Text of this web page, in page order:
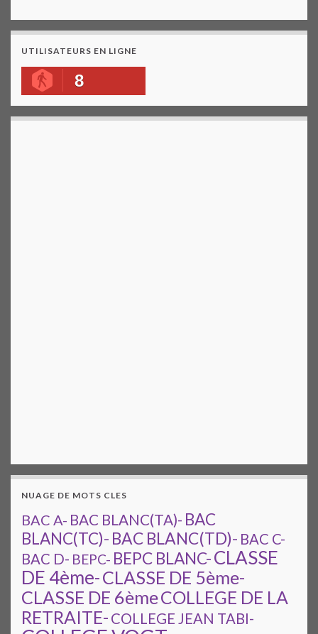
UTILISATEURS EN LIGNE
8
NUAGE DE MOTS CLES
BAC A- BAC BLANC(TA)- BAC
BLANC(TC)- BAC BLANC(TD)- BAC C-
BAC D- BEPC- BEPC BLANC-CLASSE
DE 4ème-CLASSE DE 5ème-
CLASSE DE 6èmeCOLLEGE DE LA
RETRAITE- COLLEGE JEAN TABI-